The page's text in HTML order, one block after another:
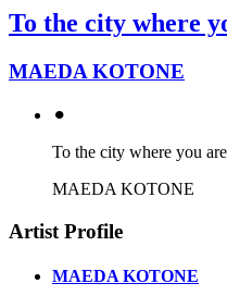
To the city where
MAEDA KOTONE
⚫︎
To the city where you
MAEDA KOTONE
Artist Profile
MAEDA KOTONE